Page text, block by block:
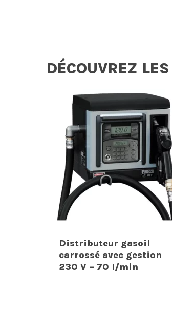
DÉCOUVREZ
Distributeur gasoil
carrossé avec gestion
230 V – 70 l/min